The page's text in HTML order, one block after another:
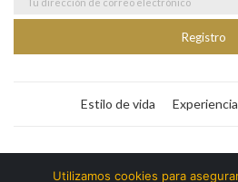
Estilo de vida
Utilizamos cookies para